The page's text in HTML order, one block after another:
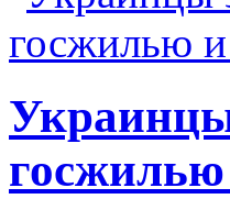
Украинцы